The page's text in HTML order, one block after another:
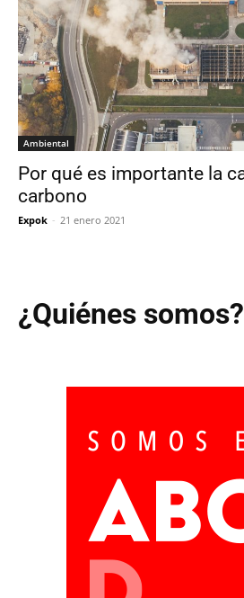
Ambiental
Por qué es importante la
carbono
Expok - 21 enero 2021
¿Quiénes somos?